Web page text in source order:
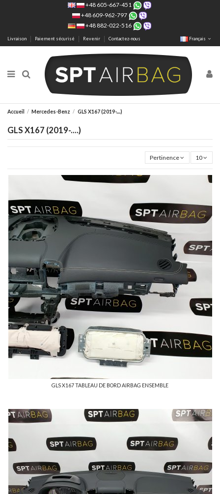
+48 605-667-451
+48 609-962-797
+48 882-022-516
Livraison Paiement sécurisé Revenir Contactez-nous Français
Accueil Mercedes-Benz GLS X167 (2019-....)
GLS X167 (2019-....)
Pertinence 10
GLS X167 TABLEAU DE BORD AIRBAG ENSEMBLE